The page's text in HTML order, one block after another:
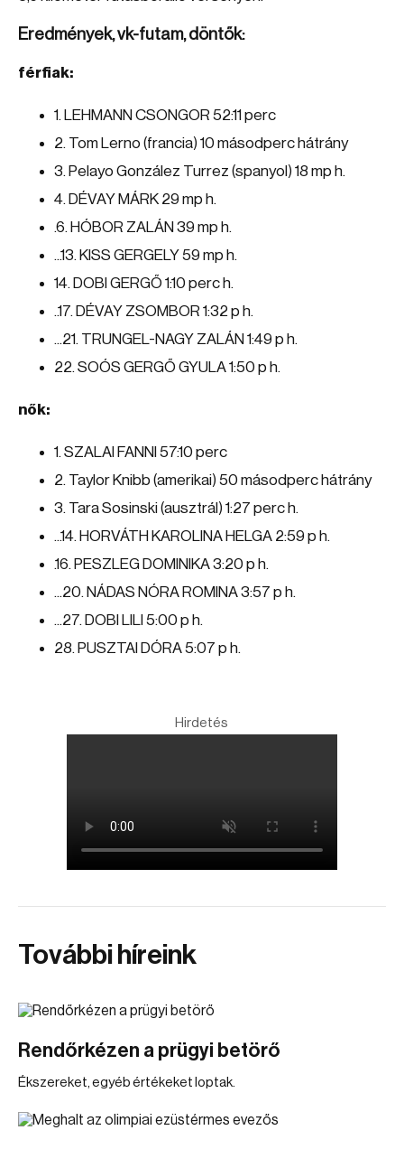
Eredmények, vk-futam, döntők:
férfiak:
1. LEHMANN CSONGOR 52:11 perc
2. Tom Lerno (francia) 10 másodperc hátrány
3. Pelayo González Turrez (spanyol) 18 mp h.
4. DÉVAY MÁRK 29 mp h.
.6. HÓBOR ZALÁN 39 mp h.
...13. KISS GERGELY 59 mp h.
14. DOBI GERGŐ 1:10 perc h.
..17. DÉVAY ZSOMBOR 1:32 p h.
...21. TRUNGEL-NAGY ZALÁN 1:49 p h.
22. SOÓS GERGŐ GYULA 1:50 p h.
nők:
1. SZALAI FANNI 57:10 perc
2. Taylor Knibb (amerikai) 50 másodperc hátrány
3. Tara Sosinski (ausztrál) 1:27 perc h.
...14. HORVÁTH KAROLINA HELGA 2:59 p h.
.16. PESZLEG DOMINIKA 3:20 p h.
...20. NÁDAS NÓRA ROMINA 3:57 p h.
...27. DOBI LILI 5:00 p h.
28. PUSZTAI DÓRA 5:07 p h.
Hirdetés
További híreink
Rendőrkézen a prügyi betörő
Ékszereket, egyéb értékeket loptak.